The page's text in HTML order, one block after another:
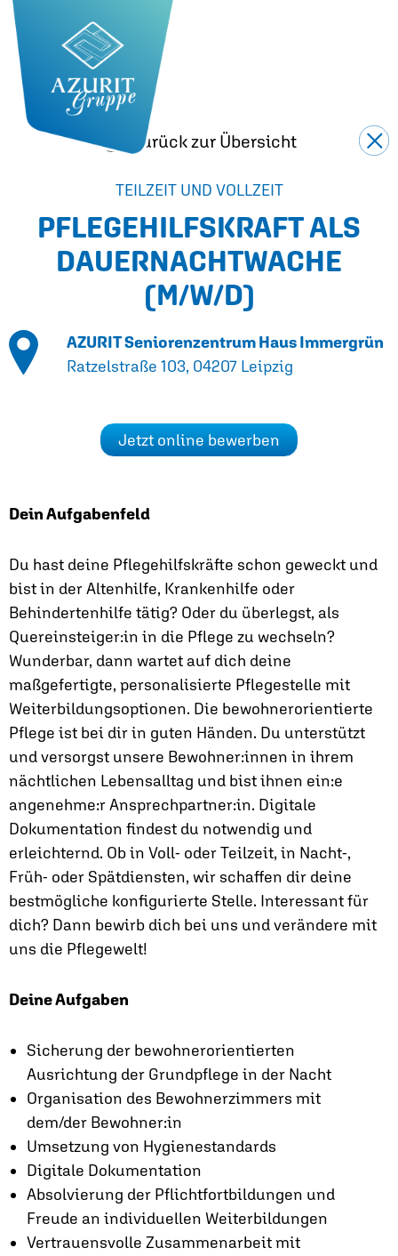
Zurück zur Übersicht
TEILZEIT UND VOLLZEIT
PFLEGEHILFSKRAFT ALS
DAUERNACHTWACHE
(M/W/D)
AZURIT Seniorenzentrum Haus Immergrün
Ratzelstraße 103, 04207 Leipzig
Jetzt online bewerben
Dein Aufgabenfeld
Du hast deine Pflegehilfskräfte schon geweckt und
bist in der Altenhilfe, Krankenhilfe oder
Behindertenhilfe tätig? Oder du überlegst, als
Quereinsteiger:in in die Pflege zu wechseln?
Wunderbar, dann wartet auf dich deine
maßgefertigte, personalisierte Pflegestelle mit
Weiterbildungsoptionen. Die bewohnerorientierte
Pflege ist bei dir in guten Händen. Du unterstützt
und versorgst unsere Bewohner:innen in ihrem
nächtlichen Lebensalltag und bist ihnen ein:e
angenehme:r Ansprechpartner:in. Digitale
Dokumentation findest du notwendig und
erleichternd. Ob in Voll- oder Teilzeit, in Nacht-,
Früh- oder Spätdiensten, wir schaffen dir deine
bestmögliche konfigurierte Stelle. Interessant für
dich? Dann bewirb dich bei uns und verändere mit
uns die Pflegewelt!
Deine Aufgaben
Sicherung der bewohnerorientierten
Ausrichtung der Grundpflege in der Nacht
Organisation des Bewohnerzimmers mit
dem/der Bewohner:in
Umsetzung von Hygienestandards
Digitale Dokumentation
Absolvierung der Pflichtfortbildungen und
Freude an individuellen Weiterbildungen
Vertrauensvolle Zusammenarbeit mit